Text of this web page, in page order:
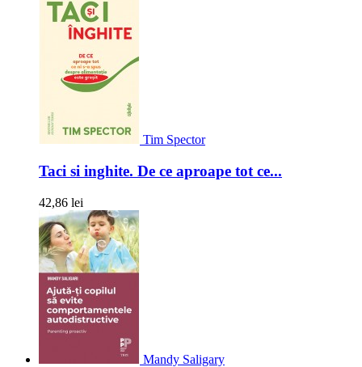
Tim Spector
Taci si inghite. De ce aproape tot ce...
42,86 lei
Mandy Saligary